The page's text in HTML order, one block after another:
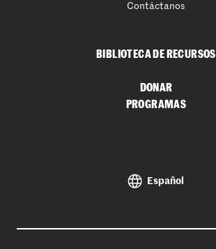
Contáctanos
BIBLIOTECA DE RECURSOS
DONAR
PROGRAMAS
Español